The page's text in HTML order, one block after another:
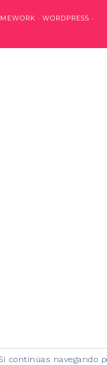
· WORDPRESS ·
continúas navegando